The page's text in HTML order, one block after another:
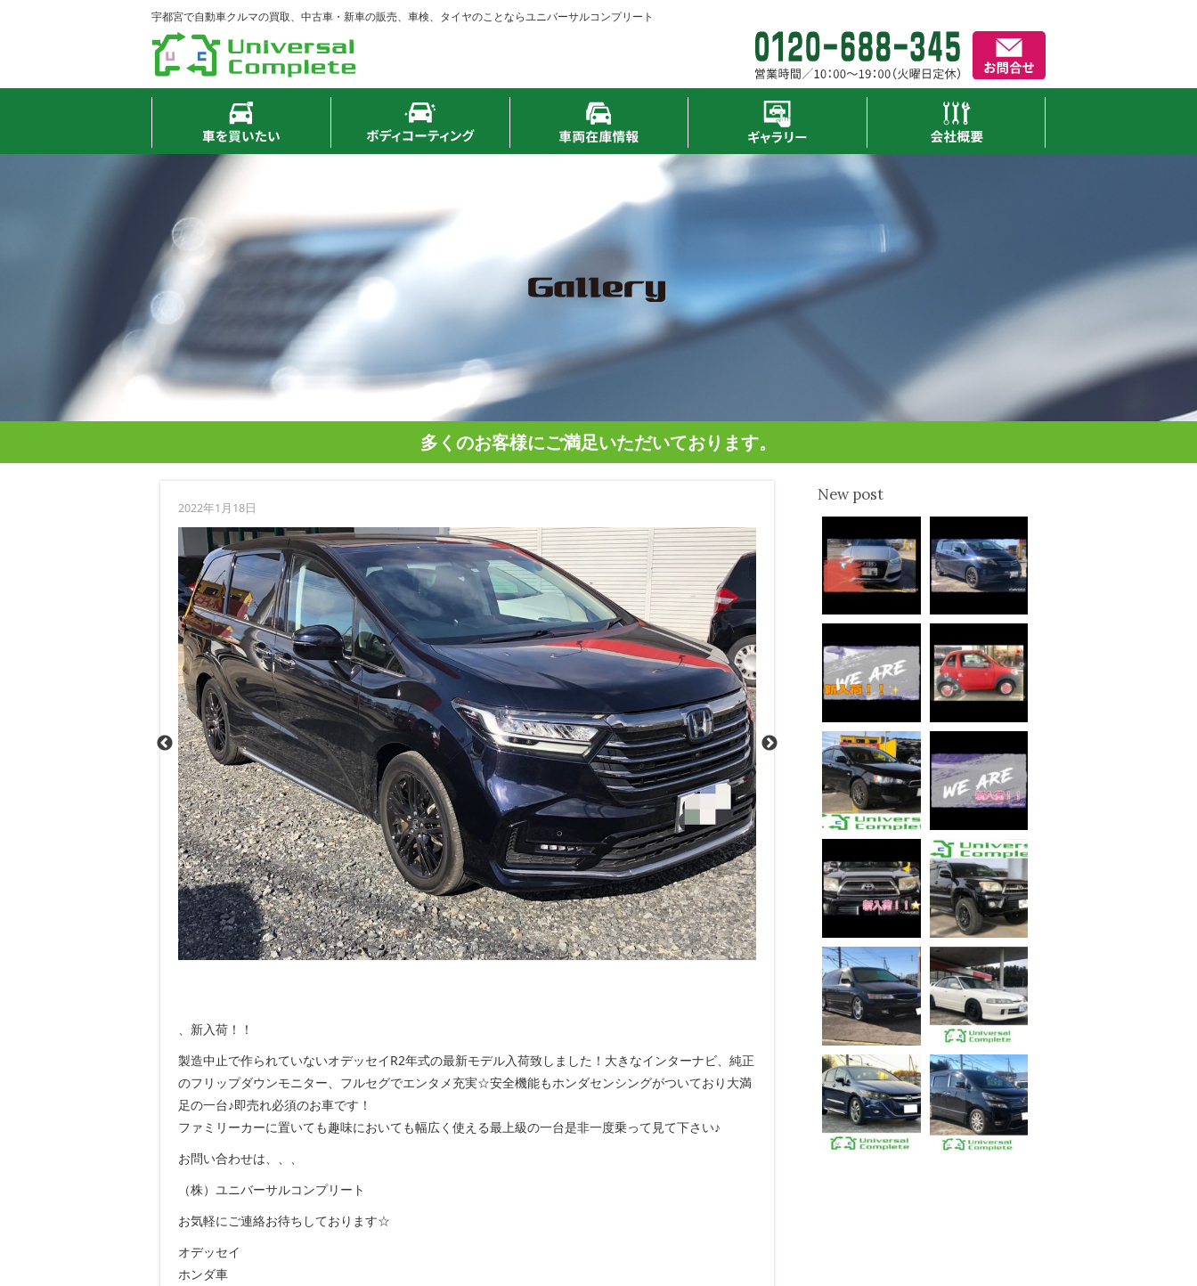
宇都宮で自動車クルマの買取、中古車・新車の販売、車検、タイヤのことならユニバーサルコンプリート
多くのお客様にご満足いただいております。
2022年1月18日
、新入荷！！
製造中止で作られていないオデッセイR2年式の最新モデル入荷致しました！大きなインターナビ、純正
のフリップダウンモニター、フルセグでエンタメ充実☆安全機能もホンダセンシングがついており大満
足の一台♪即売れ必須のお車です！
ファミリーカーに置いても趣味においても幅広く使える最上級の一台是非一度乗って見て下さい♪
お問い合わせは、、、
（株）ユニバーサルコンプリート
お気軽にご連絡お待ちしております☆
オデッセイ
ホンダ車
New post